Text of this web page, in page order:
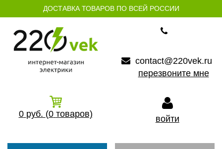
ДОСТАВКА ТОВАРОВ ПО ВСЕЙ РОССИИ
contact@220vek.ru
перезвоните мне
0 руб. (0 товаров) войти